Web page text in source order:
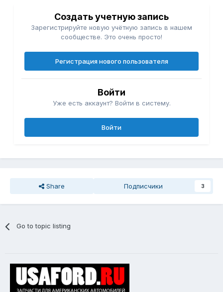
Создать учетную запись
Зарегистрируйте новую учётную запись в нашем
сообществе. Это очень просто!
Регистрация нового пользователя
Войти
Уже есть аккаунт? Войти в систему.
Войти
Share Подписчики 3
Go to topic listing